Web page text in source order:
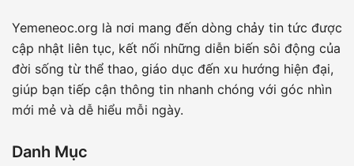
Yemeneoc.org là nơi mang đến dòng chảy tin tức được
cập nhật liên tục, kết nối những diễn biến sôi động của
đời sống từ thể thao, giáo dục đến xu hướng hiện đại,
giúp bạn tiếp cận thông tin nhanh chóng với góc nhìn
mới mẻ và dễ hiểu mỗi ngày.
Danh Mục